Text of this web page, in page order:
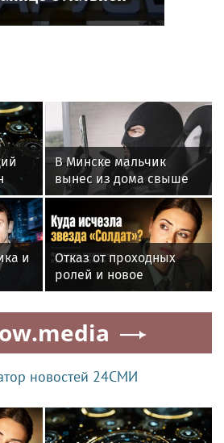
В Минске мальчик
вынес из дома свыше
$200 тыс. по указанию
мошенников
и
Отказ от проходных
ролей и новое
увлечение: как сейчас
живёт звезда «Солдат»
Ольга Фадеева
новостей 24СМИ